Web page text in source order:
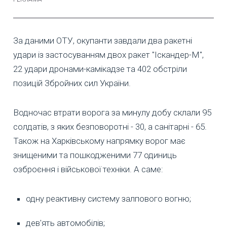
За даними ОТУ, окупанти завдали два ракетні
удари із застосуванням двох ракет "Іскандер-М",
22 удари дронами-камікадзе та 402 обстріли
позицій Збройних сил України.
Водночас втрати ворога за минулу добу склали 95
солдатів, з яких безповоротні - 30, а санітарні - 65.
Також на Харківському напрямку ворог має
знищеними та пошкодженими 77 одиниць
озброєння і військової техніки. А саме:
одну реактивну систему залпового вогню;
дев'ять автомобілів;